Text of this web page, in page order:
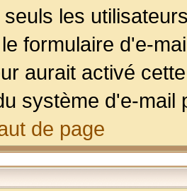
les
formulaire d'e-
aurait activé
système d'e-
de page